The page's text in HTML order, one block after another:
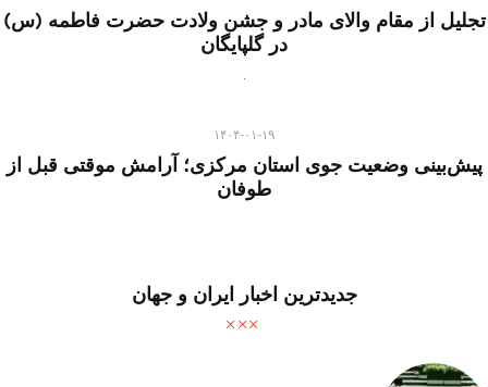
تجلیل از مقام والای مادر و جشن ولادت حضرت فاطمه (س)
در گلپایگان
۱۴۰۴-۰۱-۱۹
پیش‌بینی وضعیت جوی استان مرکزی؛ آرامش موقتی قبل از
طوفان
جدیدترین اخبار ایران و جهان